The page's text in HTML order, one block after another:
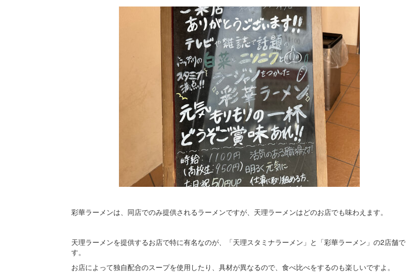
彩華ラーメンは、同店でのみ提供されるラーメンですが、天理ラーメンはどのお店でも味わえます。
天理ラーメンを提供するお店で特に有名なのが、「天理スタミナラーメン」と「彩華ラーメン」の2店舗で
す。
お店によって独自配合のスープを使用したり、具材が異なるので、食べ比べをするのも楽しいですよ。